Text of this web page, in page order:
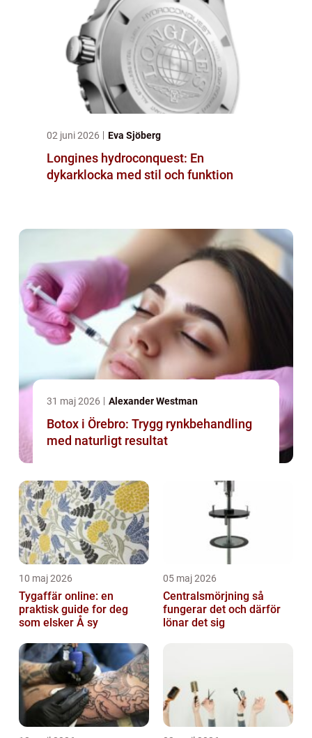
02 juni 2026 Eva Sjöberg
Longines hydroconquest: En
dykarklocka med stil och funktion
31 maj 2026 Alexander Westman
Botox i Örebro: Trygg rynkbehandling
med naturligt resultat
10 maj 2026
Tygaffär online: en
praktisk guide for deg
som elsker Å sy
05 maj 2026
Centralsmörjning så
fungerar det och därför
lönar det sig